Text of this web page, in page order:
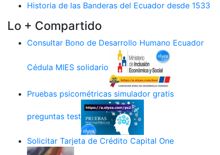
Historia de las Banderas del Ecuador desde 1533
Lo + Compartido
Consultar Bono de Desarrollo Humano Ecuador
Cédula MIES solidario
Pruebas psicométricas simulador gratis
preguntas test
Solicitar Tarjeta de Crédito Capital One